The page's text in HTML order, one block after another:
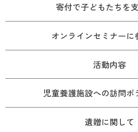
寄付で子どもたちを
オンラインセミナーに
活動内容
児童養護施設への訪問ボ
遺贈に関して